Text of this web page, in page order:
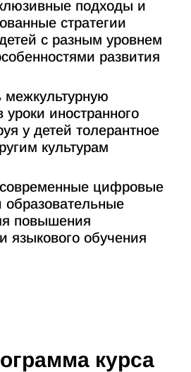
подходы и
стратегии
с разным уровнем
развития
межкультурную
иностранного
у детей толерантное
культурам
современные цифровые
образовательные
повышения
языкового обучения
курса